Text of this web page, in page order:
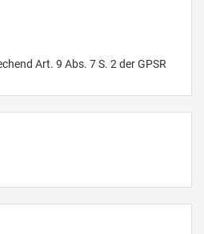
Art. 9 Abs. 7 S. 2 der GPSR